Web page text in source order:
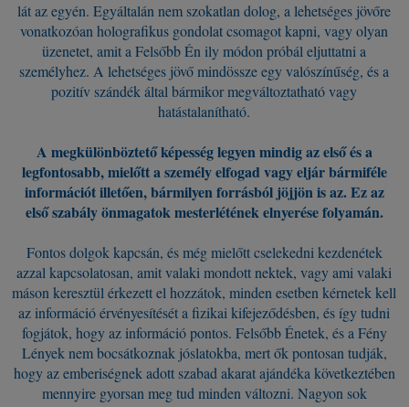
lát az egyén. Egyáltalán nem szokatlan dolog, a lehetséges jövőre
vonatkozóan holografikus gondolat csomagot kapni, vagy olyan
üzenetet, amit a Felsőbb Én ily módon próbál eljuttatni a
személyhez. A lehetséges jövő mindössze egy valószínűség, és a
pozitív szándék által bármikor megváltoztatható vagy
hatástalanítható.
A megkülönböztető képesség legyen mindig az első és a
legfontosabb, mielőtt a személy elfogad vagy eljár bármiféle
információt illetően, bármilyen forrásból jöjjön is az. Ez az
első szabály önmagatok mesterlétének elnyerése folyamán.
Fontos dolgok kapcsán, és még mielőtt cselekedni kezdenétek
azzal kapcsolatosan, amit valaki mondott nektek, vagy ami valaki
máson keresztül érkezett el hozzátok, minden esetben kérnetek kell
az információ érvényesítését a fizikai kifejeződésben, és így tudni
fogjátok, hogy az információ pontos. Felsőbb Énetek, és a Fény
Lények nem bocsátkoznak jóslatokba, mert ők pontosan tudják,
hogy az emberiségnek adott szabad akarat ajándéka következtében
mennyire gyorsan meg tud minden változni. Nagyon sok